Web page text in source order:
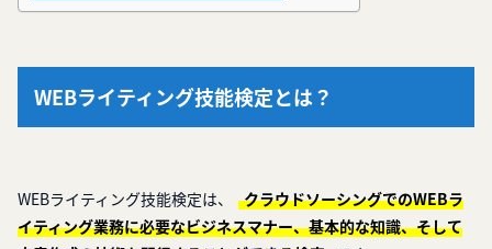
WEBライティング技能検定とは？
WEBライティング技能検定は、
クラウドソーシングでのWEBラ
イティング業務に必要なビジネスマナー、基本的な知識、そして